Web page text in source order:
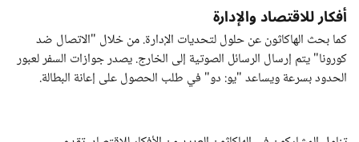
أفكار للاقتصاد والإدارة
كما بحث الهاكاثون عن حلول لتحديات الإدارة. من خلال "الاتصال ضد
كورونا" يتم إرسال الرسائل الصوتية إلى الخارج. يصدر جوازات السفر لعبور
الحدود بسرعة ويساعد "يو: دو" في طلب الحصول على إعانة البطالة.